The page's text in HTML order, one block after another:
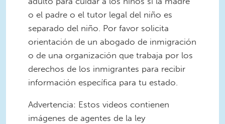
o el padre o el tutor legal del niño es
separado del niño. Por favor solicita
orientación de un abogado de inmigración
o de una organización que trabaja por los
derechos de los inmigrantes para recibir
información específica para tu estado.
Advertencia: Estos videos contienen
imágenes de agentes de la ley